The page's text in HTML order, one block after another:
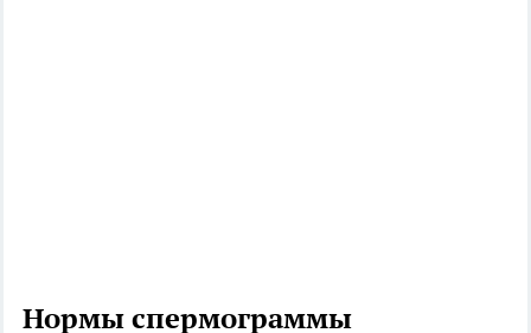
Нормы спермограммы